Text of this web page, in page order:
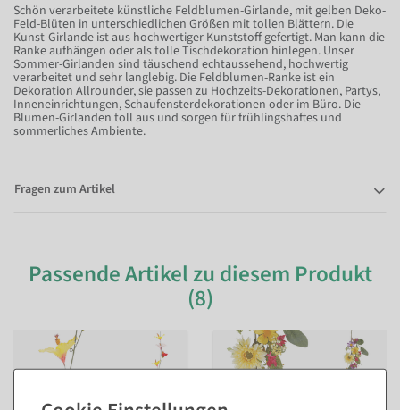
Schön verarbeitete künstliche Feldblumen-Girlande, mit gelben Deko-
Feld-Blüten in unterschiedlichen Größen mit tollen Blättern. Die
Kunst-Girlande ist aus hochwertiger Kunststoff gefertigt. Man kann die
Ranke aufhängen oder als tolle Tischdekoration hinlegen. Unser
Sommer-Girlanden sind täuschend echtaussehend, hochwertig
verarbeitet und sehr langlebig. Die Feldblumen-Ranke ist ein
Dekoration Allrounder, sie passen zu Hochzeits-Dekorationen, Partys,
Inneneinrichtungen, Schaufensterdekorationen oder im Büro. Die
Blumen-Girlanden toll aus und sorgen für frühlingshaftes und
sommerliches Ambiente.
Fragen zum Artikel
Passende Artikel zu diesem Produkt
(8)